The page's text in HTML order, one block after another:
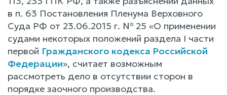
в п. 63 Постановления Пленума Верховного
Суда РФ от 23.06.2015 г. № 25 «О применении
судами некоторых положений раздела I части
первой Гражданского кодекса Российской
Федерации», считает возможным
рассмотреть дело в отсутствии сторон в
порядке заочного производства.